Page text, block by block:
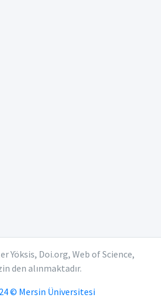
Yöksis, Doi.org, Web of Science,
den alınmaktadır.
© Mersin Üniversitesi